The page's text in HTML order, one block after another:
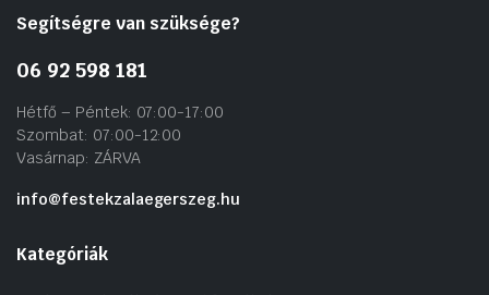
Segítségre van szüksége?
06 92 598 181
Hétfő – Péntek: 07:00-17:00
Szombat: 07:00-12:00
Vasárnap: ZÁRVA
info@festekzalaegerszeg.hu
Kategóriák